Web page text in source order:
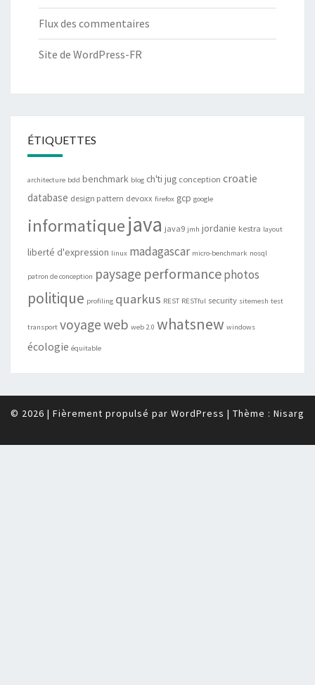
Flux des commentaires
Site de WordPress-FR
ÉTIQUETTES
architecture bdd benchmark blog ch'ti jug conception croatie
database design pattern devoxx firefox gcp google
informatiquejava java9 jmh jordanie kestra layout
liberté d'expression linux madagascar micro-benchmark nosql
patron de conception paysage performancephotos
politique profiling quarkus REST RESTful security sitemesh test
transport voyageweb web 2.0 whatsnew windows
écologie équitable
© 2026 | Fièrement propulsé par WordPress | Thème : Nisarg